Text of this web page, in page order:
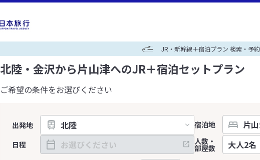
JR・新幹線＋宿泊プラン 検索・予約
北陸・金沢から片山津へのJR＋宿泊セットプラン
ご希望の条件をお選びください
出発地
宿泊地
日程
人数・
部屋数